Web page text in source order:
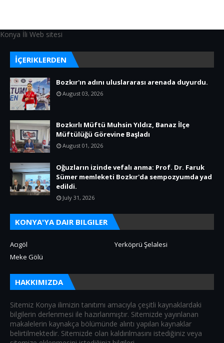
Konya İli Web sitesi
İÇERIKLERDEN
Bozkır'ın adını uluslararası arenada duyurdu.
August 03, 2026
Bozkırlı Müftü Muhsin Yıldız, Banaz İlçe
Müftülüğü Görevine Başladı
August 01, 2026
Oğuzların izinde vefalı anma: Prof. Dr. Faruk
Sümer memleketi Bozkır'da sempozyumda yad
edildi.
July 31, 2026
KONYA'YA DAIR BILGILER
Acıgöl
Yerköprü Şelalesi
Meke Gölü
HAKKIMIZDA
Sitemiz Konya ilimizin tanıtımı amacıyla çeşitli kaynaklardaki
bilgilerin derlenmesi ile hazırlanmıştır. Sitemizde yayınlanan
makalelerin kaynakça bölümünde alıntı yapılan kaynaklar
belirtilmektedir. Sitemizde olan kaldırılmasını istediğiniz veya